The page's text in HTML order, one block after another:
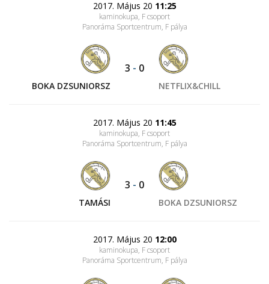
2017. Május 20 11:25
kaminokupa, F csoport
Panoráma Sportcentrum, F pálya
BOKA DZSUNIORSZ
3 - 0
NETFLIX&CHILL
2017. Május 20 11:45
kaminokupa, F csoport
Panoráma Sportcentrum, F pálya
TAMÁSI
3 - 0
BOKA DZSUNIORSZ
2017. Május 20 12:00
kaminokupa, F csoport
Panoráma Sportcentrum, F pálya